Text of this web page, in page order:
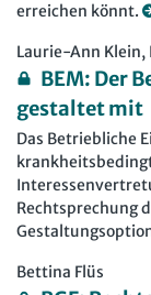
erreichen könnt.
Laurie-Ann Klein,
BEM: Der
gestaltet mit
Das Betriebliche
Rechtsprechung
Bettina Flüs